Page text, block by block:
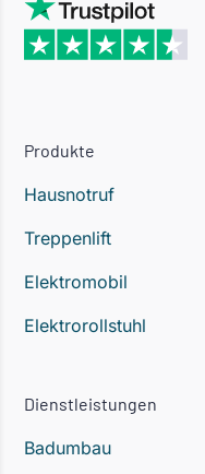
Produkte
Hausnotruf
Treppenlift
Elektromobil
Elektrorollstuhl
Dienstleistungen
Badumbau